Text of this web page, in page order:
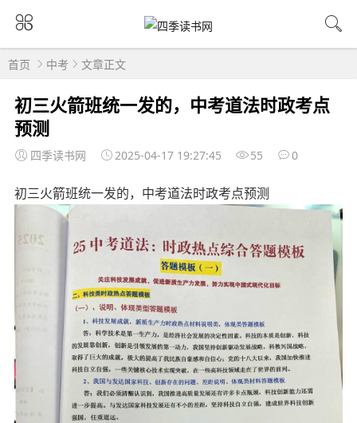
首页 中考 文章正文
初三火箭班统一发的，中考道法时政考点
预测
四季读书网 2025-04-17 19:27:45 55 0
初三火箭班统一发的，中考道法时政考点预测